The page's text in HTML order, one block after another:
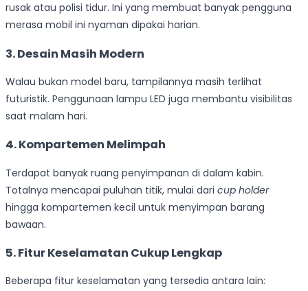
rusak atau polisi tidur. Ini yang membuat banyak pengguna
merasa mobil ini nyaman dipakai harian.
3. Desain Masih Modern
Walau bukan model baru, tampilannya masih terlihat
futuristik. Penggunaan lampu LED juga membantu visibilitas
saat malam hari.
4. Kompartemen Melimpah
Terdapat banyak ruang penyimpanan di dalam kabin.
Totalnya mencapai puluhan titik, mulai dari cup holder
hingga kompartemen kecil untuk menyimpan barang
bawaan.
5. Fitur Keselamatan Cukup Lengkap
Beberapa fitur keselamatan yang tersedia antara lain: